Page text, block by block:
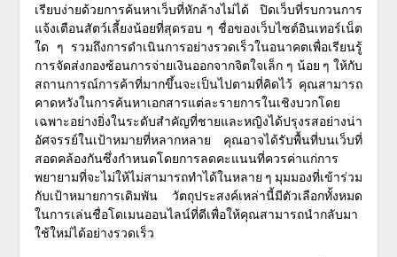
เรียบง่ายด้วยการค้นหาเว็บที่หักล้างไม่ได้ ปิดเว็บที่รบกวนการ
แจ้งเตือนสัตว์เลี้ยงน้อยที่สุดรอบ ๆ ชื่อของเว็บไซต์อินเทอร์เน็ต
ใด ๆ รวมถึงการดำเนินการอย่างรวดเร็วในอนาคตเพื่อเรียนรู้
การจัดส่งกองซ้อนการจ่ายเงินออกจากจิตใจเล็ก ๆ น้อย ๆ ให้กับ
สถานการณ์การค้าที่มากขึ้นจะเป็นไปตามที่คิดไว้ คุณสามารถ
คาดหวังในการค้นหาเอกสารแต่ละรายการในเชิงบวกโดย
เฉพาะอย่างยิ่งในระดับสำคัญที่ชายและหญิงได้ปรุงรสอย่างน่า
อัศจรรย์ในเป้าหมายที่หลากหลาย คุณอาจได้รับพื้นที่บนเว็บที่
สอดคล้องกันซึ่งกำหนดโดยการลดคะแนนที่ควรค่าแก่การ
พยายามที่จะไม่ให้ไม่สามารถทำได้ในหลาย ๆ มุมมองที่เข้าร่วม
กับเป้าหมายการเดิมพัน วัตถุประสงค์เหล่านี้มีตัวเลือกทั้งหมด
ในการเล่นชื่อโดเมนออนไลน์ที่ดีเพื่อให้คุณสามารถนำกลับมา
ใช้ใหม่ได้อย่างรวดเร็ว